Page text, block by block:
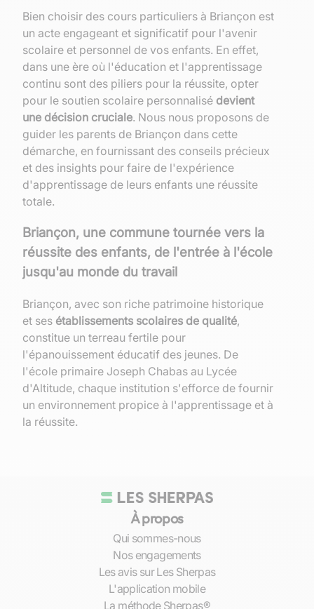
Bien choisir des cours particuliers à Briançon est
un acte engageant et significatif pour l'avenir
scolaire et personnel de vos enfants. En effet,
dans une ère où l'éducation et l'apprentissage
continu sont des piliers pour la réussite, opter
pour le soutien scolaire personnalisé devient
une décision cruciale. Nous nous proposons de
guider les parents de Briançon dans cette
démarche, en fournissant des conseils précieux
et des insights pour faire de l'expérience
d'apprentissage de leurs enfants une réussite
totale.
Briançon, une commune tournée vers la
réussite des enfants, de l'entrée à l'école
jusqu'au monde du travail
Briançon, avec son riche patrimoine historique
et ses établissements scolaires de qualité,
constitue un terreau fertile pour
l'épanouissement éducatif des jeunes. De
l'école primaire Joseph Chabas au Lycée
d'Altitude, chaque institution s'efforce de fournir
un environnement propice à l'apprentissage et à
la réussite.
développement personnel et social. Les
bibliothèques, musées et clubs sportifs
enrichissent le parcours éducatif, favorisant une
approche holistique de l'éducation.
Cependant, même dans ce cadre idyllique,
certains élèves peuvent rencontrer des
À propos
Qui sommes-nous
Nos engagements
Les avis sur Les Sherpas
L'application mobile
La méthode Sherpas®